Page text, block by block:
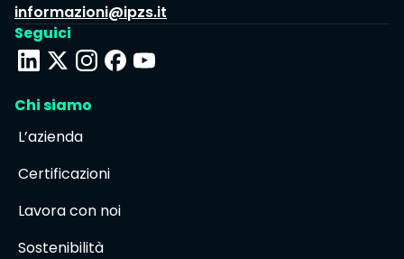
informazioni@ipzs.it
Seguici
Chi siamo
L’azienda
Certificazioni
Lavora con noi
Sostenibilità